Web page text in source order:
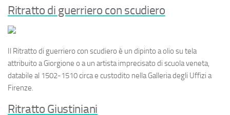
Ritratto di guerriero con scudiero
Il Ritratto di guerriero con scudiero è un dipinto a olio su tela
attribuito a Giorgione o a un artista imprecisato di scuola veneta,
databile al 1502-1510 circa e custodito nella Galleria degli Uffizi a
Firenze.
Ritratto Giustiniani